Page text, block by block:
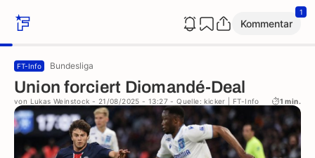
Kommentar
1
FT-Info Bundesliga
Union forciert Diomandé-Deal
von Lukas Weinstock - 21/08/2025 - 13:27 - Quelle: kicker | FT-Info 1 min.